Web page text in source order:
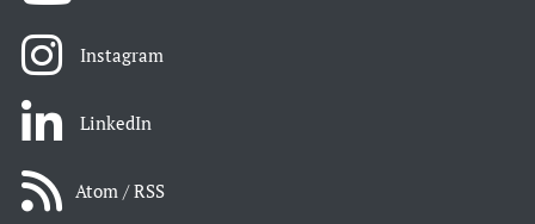
Instagram
LinkedIn
Atom / RSS